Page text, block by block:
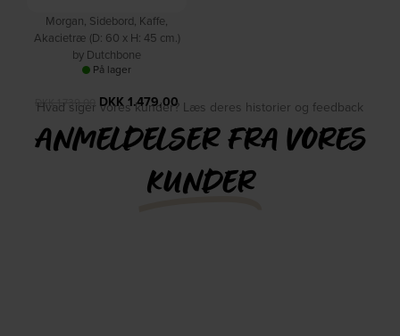
Morgan, Sidebord, Kaffe,
Akacietræ (D: 60 x H: 45 cm.)
by Dutchbone
På lager
DKK1.739,00 DKK1.479,00
Hvad siger vores kunder? Læs deres historier og feedback
ANMELDELSER FRA VORES
KUNDER